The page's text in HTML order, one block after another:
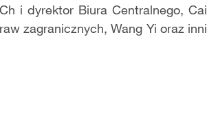
i dyrektor Biura Centralnego, Cai
zagranicznych, Wang Yi oraz inni